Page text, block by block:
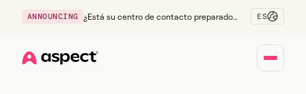
ANNOUNCING
¿Está su centro de contacto preparado
ES